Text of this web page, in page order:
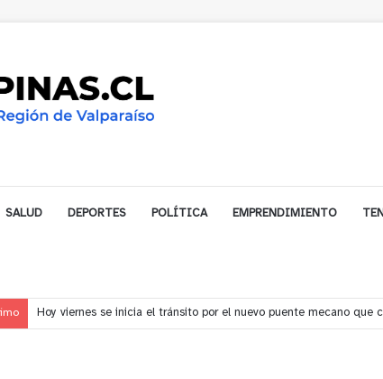
SALUD DEPORTES POLÍTICA EMPRENDIMIENTO
Vecinos de Puchuncaví denuncian presunto traslado de aguas